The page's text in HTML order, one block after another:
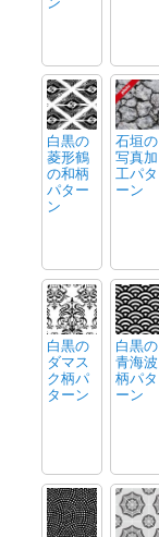
白黒の
菱形鶴
の和柄
パター
ン
石垣の
写真加
工パタ
ーン
白黒の
ダマス
ク柄パ
ターン
白黒の
青海波
柄パタ
ーン